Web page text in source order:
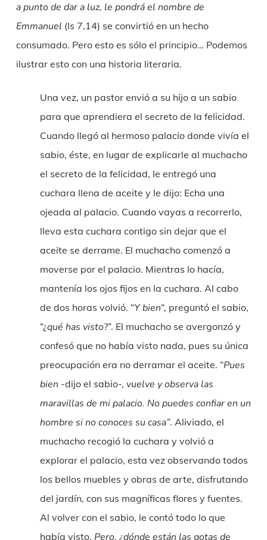
a punto de dar a luz, le pondrá el nombre de
Emmanuel (Is 7,14) se convirtió en un hecho
consumado. Pero esto es sólo el principio… Podemos
ilustrar esto con una historia literaria.
Una vez, un pastor envió a su hijo a un sabio
para que aprendiera el secreto de la felicidad.
Cuando llegó al hermoso palacio donde vivía el
sabio, éste, en lugar de explicarle al muchacho
el secreto de la felicidad, le entregó una
cuchara llena de aceite y le dijo: Echa una
ojeada al palacio. Cuando vayas a recorrerlo,
lleva esta cuchara contigo sin dejar que el
aceite se derrame. El muchacho comenzó a
moverse por el palacio. Mientras lo hacía,
mantenía los ojos fijos en la cuchara. Al cabo
de dos horas volvió. “Y bien“, preguntó el sabio,
“¿qué has visto?”. El muchacho se avergonzó y
confesó que no había visto nada, pues su única
preocupación era no derramar el aceite. “Pues
bien -dijo el sabio-, vuelve y observa las
maravillas de mi palacio. No puedes confiar en un
hombre si no conoces su casa”. Aliviado, el
muchacho recogió la cuchara y volvió a
explorar el palacio, esta vez observando todos
los bellos muebles y obras de arte, disfrutando
del jardín, con sus magníficas flores y fuentes.
Al volver con el sabio, le contó todo lo que
había visto. Pero, ¿dónde están las gotas de